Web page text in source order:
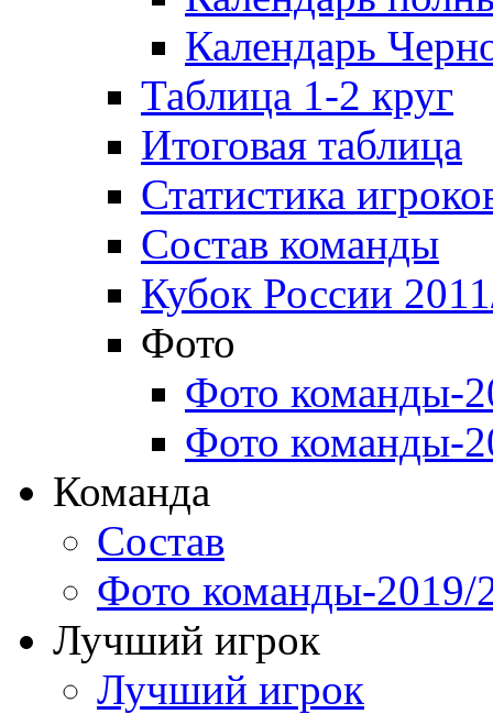
Календарь
Таблица 1-2 круг
Итоговая таблица
Статистика
Состав команды
Кубок России
Фото
Фото команды-
Фото команды-
Команда
Состав
Фото команды-2019/
Лучший игрок
Лучший игрок